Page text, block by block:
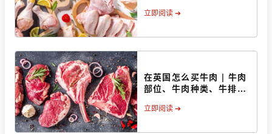
立即阅读 ➔
在英国怎么买牛肉 | 牛肉
部位、牛肉种类、牛排做
立即阅读 ➔